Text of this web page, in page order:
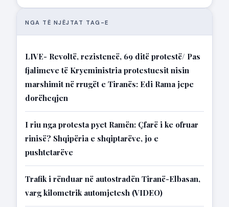
NGA TË NJËJTAT TAG-E
LIVE- Revoltë, rezistencë, 69 ditë protestë/ Pas
fjalimeve të Kryeministria protestuesit nisin
marshimit në rrugët e Tiranës: Edi Rama jepe
dorëheqjen
I riu nga protesta pyet Ramën: Çfarë i ke ofruar
rinisë? Shqipëria e shqiptarëve, jo e
pushtetarëve
Trafik i rënduar në autostradën Tiranë-Elbasan,
varg kilometrik automjetesh (VIDEO)